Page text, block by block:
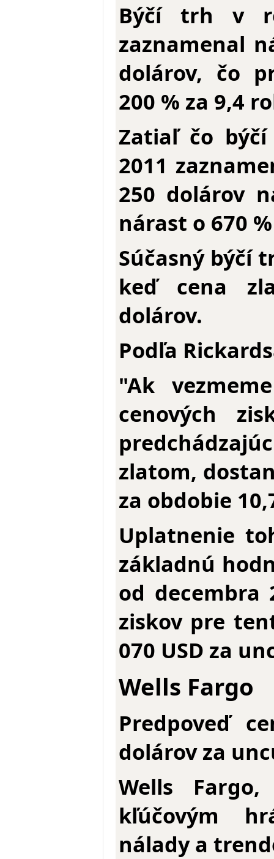
Býčí trh v
zaznamenal
dolárov, čo
200 % za 9,4
Zatiaľ čo
2011
250 dolárov
nárast o 670
Súčasný býčí
keď cena
dolárov.
Podľa
"Ak
cenových
zlatom,
za obdobie
Uplatnenie
základnú
od decembra
ziskov pre
070 USD za
Wells Fargo
Predpoveď
dolárov za
Wells
kľúčovým
nálady a